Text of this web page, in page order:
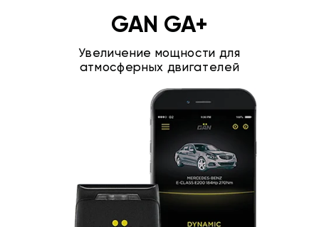
GAN GA+
Увеличение мощности для
атмосферных двигателей